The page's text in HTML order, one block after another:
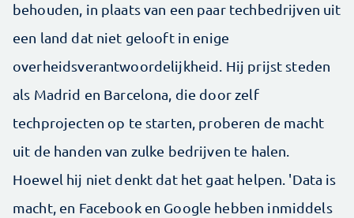
behouden, in plaats van een paar techbedrijven uit
een land dat niet gelooft in enige
overheidsverantwoordelijkheid. Hij prijst steden
als Madrid en Barcelona, die door zelf
techprojecten op te starten, proberen de macht
uit de handen van zulke bedrijven te halen.
Hoewel hij niet denkt dat het gaat helpen. 'Data is
macht, en Facebook en Google hebben inmiddels